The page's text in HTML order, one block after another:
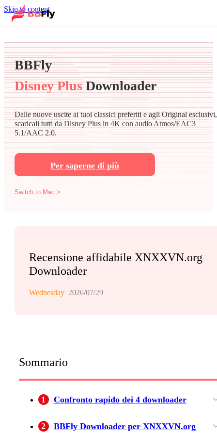
Skip to content
BBFly
Disney PlusDownloader
Dalle nuove uscite ai tuoi classici preferiti e agli Original esclusivi,
scaricali tutti da Disney Plus in 4K con audio Atmos/EAC3
5.1/AAC 2.0.
Per saperne di più
Switch to Mac >
Recensione affidabile XNXXVN.org
Downloader
Wednesday 2026/07/29
Sommario
1 Confronto rapido dei 4 downloader
2 BBFly Downloader per XNXXVN.org